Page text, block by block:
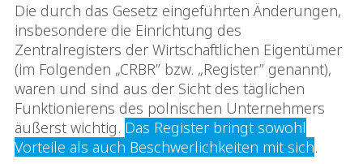
Die durch das Gesetz eingeführten Änderungen,
insbesondere die Einrichtung des
Zentralregisters der Wirtschaftlichen Eigentümer
(im Folgenden „CRBR” bzw. „Register” genannt),
waren und sind aus der Sicht des täglichen
Funktionierens des polnischen Unternehmers
äußerst wichtig. Das Register bringt sowohl
Vorteile als auch Beschwerlichkeiten mit sich.